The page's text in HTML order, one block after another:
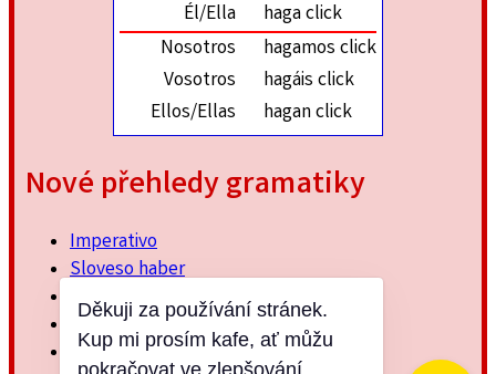
Él/Ella
haga click
Nosotros
hagamos click
Vosotros
hagáis click
Ellos/Ellas
hagan click
Nové přehledy gramatiky
Imperativo
Sloveso haber
Imperfektum
Přítomný subjuntiv
Minulý jednoduchý
Děkuji za používání stránek.
Kup mi prosím kafe, ať můžu
pokračovat ve zlepšování